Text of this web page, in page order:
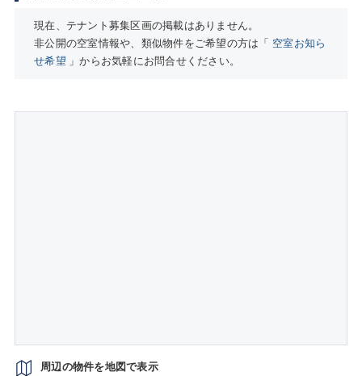
現在、テナント募集区画の掲載はありません。
非公開の空室情報や、類似物件をご希望の方は「 空室お知ら
せ希望 」からお気軽にお問合せください。
周辺の物件を地図で表示